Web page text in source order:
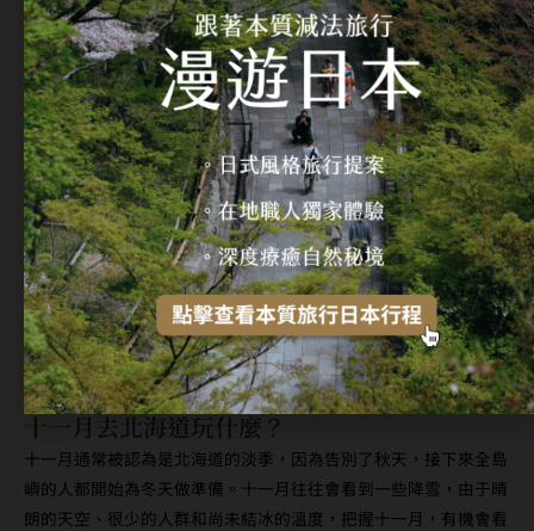
尋找秋季北海道體驗的人都滿意。欣賞完優美景緻後，前往定山溪
著名的溫泉泡湯，讓大自然為你的身心充電、恢復活力。
十一月去北海道玩什麼？
十一月通常被認為是北海道的淡季，因為告別了秋天，接下來全島
嶼的人都開始為冬天做準備。十一月往往會看到一些降雪，由于晴
朗的天空、很少的人群和尚未結冰的溫度，把握十一月，有機會看